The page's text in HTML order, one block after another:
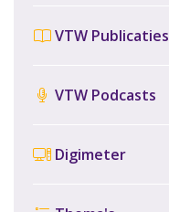
VTW Publicaties
VTW Podcasts
Digimeter